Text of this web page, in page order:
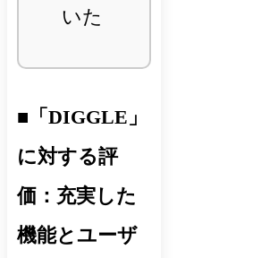
いた
■「DIGGLE」
に対する評
価：充実した
機能とユーザ